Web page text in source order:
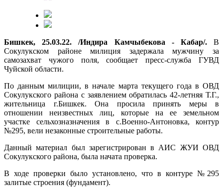
Бишкек, 25.03.22. /Индира Камчыбекова - Кабар/.В
Сокулукском районе милиция задержала мужчину за
самозахват чужого поля, сообщает пресс-служба ГУВД
Чуйской области.
По данным милиции, в начале марта текущего года в ОВД
Сокулукского района с заявлением обратилась 42-летняя Т.Г.,
жительница г.Бишкек. Она просила принять меры в
отношении неизвестных лиц, которые на ее земельном
участке сельхозназначения в с.Военно-Антоновка, контур
№295, вели незаконные строительные работы.
Данный материал был зарегистрирован в АИС ЖУИ ОВД
Сокулукского района, была начата проверка.
В ходе проверки было установлено, что в контуре №295
залитые строения (фундамент).